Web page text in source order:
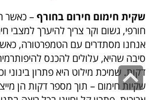
שקית חימום חירום בחורף– כאשר
חורפי, גשום וקר צריך להיערך למצבי
אנחנו מסתדרים עם הטמפרטורה,
סיבה שהיא, עלולים להכנס
דקות. שמיכת מילוט היא פתרון בינוני
שקיות חימום – תוך מספר דקות הן
גלילה
לראש